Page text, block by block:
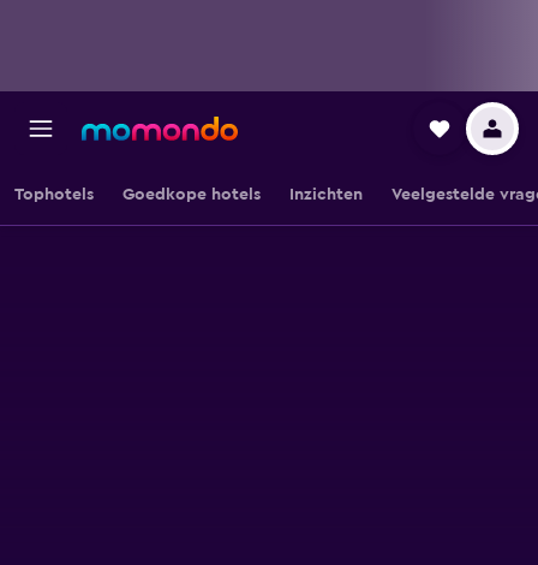
Tophotels Goedkope hotels Inzichten Veelgestelde